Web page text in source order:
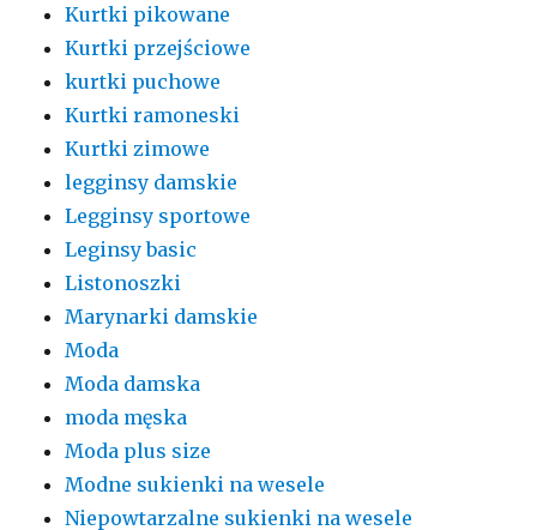
Kurtki pikowane
Kurtki przejściowe
kurtki puchowe
Kurtki ramoneski
Kurtki zimowe
legginsy damskie
Legginsy sportowe
Leginsy basic
Listonoszki
Marynarki damskie
Moda
Moda damska
moda męska
Moda plus size
Modne sukienki na wesele
Niepowtarzalne sukienki na wesele